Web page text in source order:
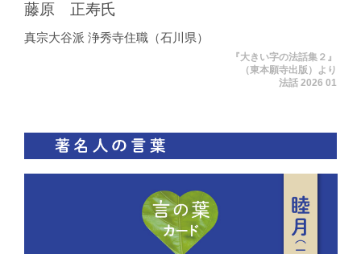
藤原 正寿氏
真宗大谷派 浄秀寺住職（石川県）
『大きい字の法話集２』
（東本願寺出版）より
法話 2026 01